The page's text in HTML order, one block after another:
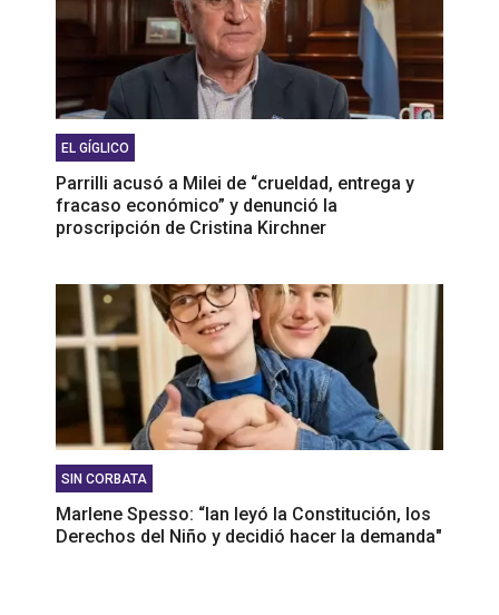
EL GÍGLICO
Parrilli acusó a Milei de “crueldad, entrega y
fracaso económico” y denunció la
proscripción de Cristina Kirchner
SIN CORBATA
Marlene Spesso: “Ian leyó la Constitución, los
Derechos del Niño y decidió hacer la demanda"